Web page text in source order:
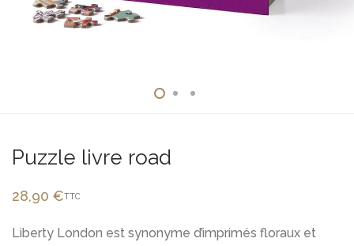
Puzzle livre road
28,90 €TTC
Liberty London est synonyme d’imprimés floraux et